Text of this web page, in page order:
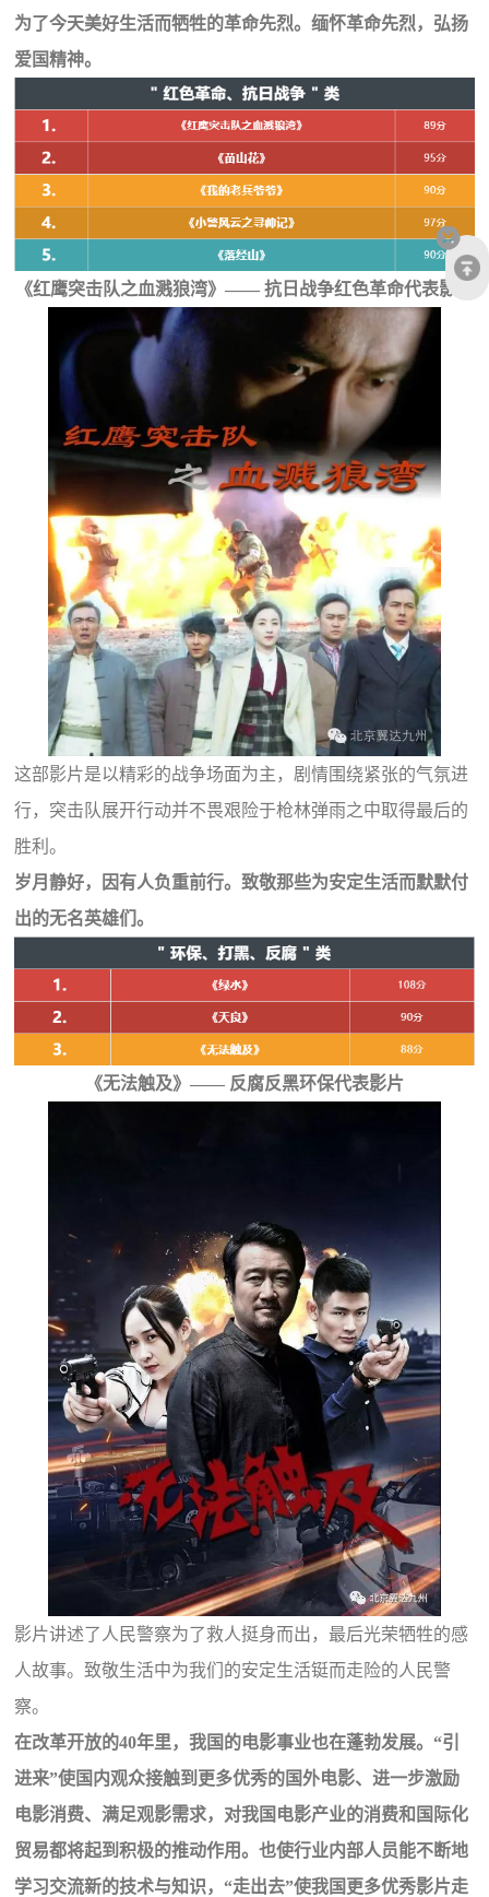
为了今天美好生活而牺牲的革命先烈。缅怀革命先烈，弘扬
爱国精神。
《红鹰突击队之血溅狼湾》—— 抗日战争红色革命代表影片
这部影片是以精彩的战争场面为主，剧情围绕紧张的气氛进
行，突击队展开行动并不畏艰险于枪林弹雨之中取得最后的
胜利。
岁月静好，因有人负重前行。致敬那些为安定生活而默默付
出的无名英雄们。
《无法触及》—— 反腐反黑环保代表影片
影片讲述了人民警察为了救人挺身而出，最后光荣牺牲的感
人故事。致敬生活中为我们的安定生活铤而走险的人民警
察。
在改革开放的40年里，我国的电影事业也在蓬勃发展。“引
进来”使国内观众接触到更多优秀的国外电影、进一步激励
电影消费、满足观影需求，对我国电影产业的消费和国际化
贸易都将起到积极的推动作用。也使行业内部人员能不断地
学习交流新的技术与知识，“走出去”使我国更多优秀影片走